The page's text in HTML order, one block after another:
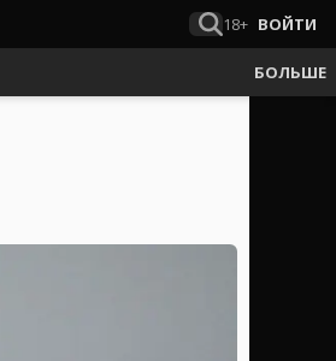
18+ ВОЙТИ
БОЛЬШЕ